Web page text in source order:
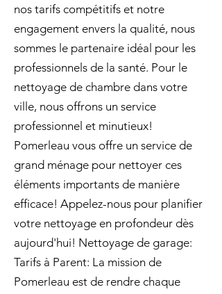
nos tarifs compétitifs et notre
engagement envers la qualité, nous
sommes le partenaire idéal pour les
professionnels de la santé. Pour le
nettoyage de chambre dans votre
ville, nous offrons un service
professionnel et minutieux!
Pomerleau vous offre un service de
grand ménage pour nettoyer ces
éléments importants de manière
efficace! Appelez-nous pour planifier
votre nettoyage en profondeur dès
aujourd'hui! Nettoyage de garage:
Tarifs à Parent: La mission de
Pomerleau est de rendre chaque